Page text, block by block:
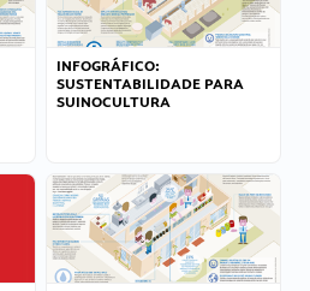
INFOGRÁFICO:
SUSTENTABILIDADE PARA
SUINOCULTURA